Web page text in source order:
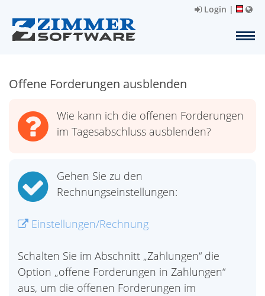
Login |
Offene Forderungen ausblenden
Wie kann ich die offenen Forderungen
im Tagesabschluss ausblenden?
Gehen Sie zu den
Rechnungseinstellungen:
Einstellungen/Rechnung
Schalten Sie im Abschnitt „Zahlungen“ die
Option „offene Forderungen in Zahlungen“
aus, um die offenen Forderungen im